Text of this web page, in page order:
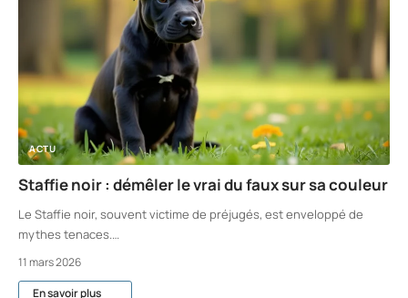
ACTU
Staffie noir : démêler le vrai du faux sur sa couleur
Le Staffie noir, souvent victime de préjugés, est enveloppé de
mythes tenaces.…
11 mars 2026
En savoir plus